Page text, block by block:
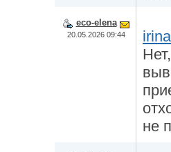
eco-elena
20.05.2026 09:44
не